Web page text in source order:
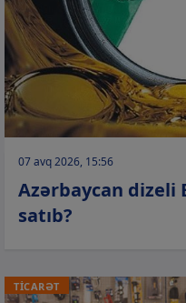
07 avq 2026, 15:56
Azərbaycan dizeli
satıb?
TİCARƏT